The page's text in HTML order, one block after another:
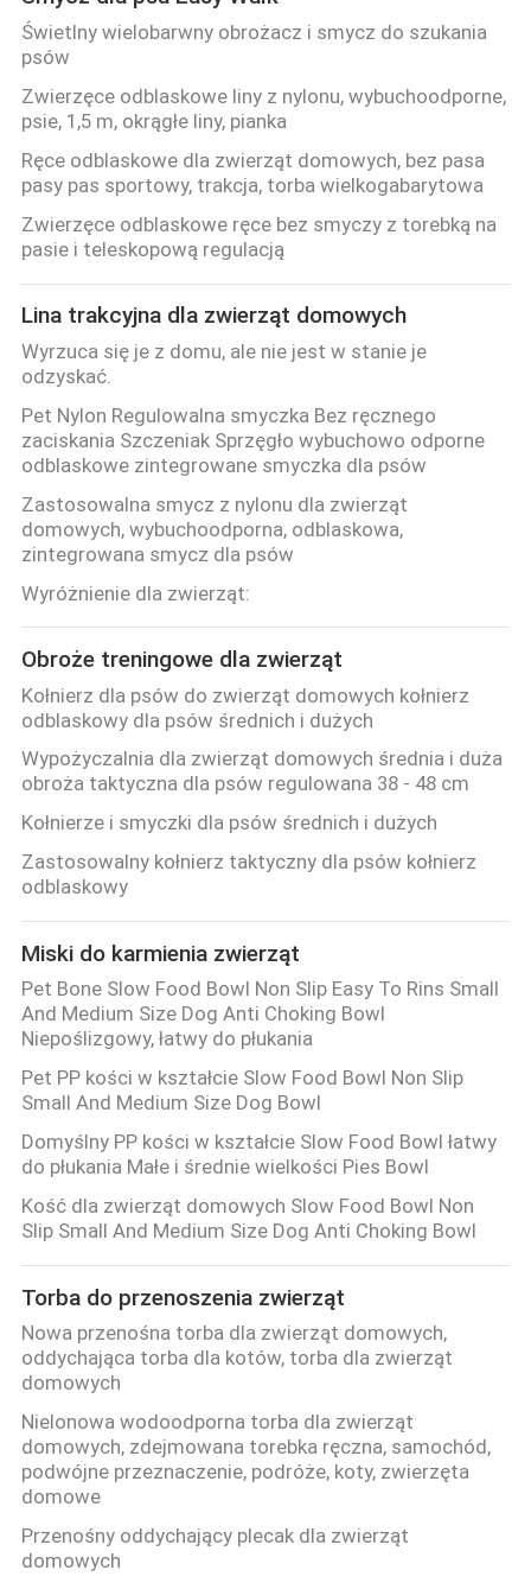
POLICY
Świetlny wielobarwny obrożacz i smycz do szukania
psów
Zwierzęce odblaskowe liny z nylonu, wybuchoodporne,
psie, 1,5 m, okrągłe liny, pianka
Ręce odblaskowe dla zwierząt domowych, bez pasa
pasy pas sportowy, trakcja, torba wielkogabarytowa
Zwierzęce odblaskowe ręce bez smyczy z torebką na
pasie i teleskopową regulacją
Lina trakcyjna dla zwierząt domowych
Wyrzuca się je z domu, ale nie jest w stanie je
odzyskać.
Pet Nylon Regulowalna smyczka Bez ręcznego
zaciskania Szczeniak Sprzęgło wybuchowo odporne
odblaskowe zintegrowane smyczka dla psów
Zastosowalna smycz z nylonu dla zwierząt
domowych, wybuchoodporna, odblaskowa,
zintegrowana smycz dla psów
Wyróżnienie dla zwierząt:
Obroże treningowe dla zwierząt
Kołnierz dla psów do zwierząt domowych kołnierz
odblaskowy dla psów średnich i dużych
Wypożyczalnia dla zwierząt domowych średnia i duża
obroża taktyczna dla psów regulowana 38 - 48 cm
Kołnierze i smyczki dla psów średnich i dużych
Zastosowalny kołnierz taktyczny dla psów kołnierz
odblaskowy
Miski do karmienia zwierząt
Pet Bone Slow Food Bowl Non Slip Easy To Rins Small
And Medium Size Dog Anti Choking Bowl
Niepoślizgowy, łatwy do płukania
Pet PP kości w kształcie Slow Food Bowl Non Slip
Small And Medium Size Dog Bowl
Domyślny PP kości w kształcie Slow Food Bowl łatwy
do płukania Małe i średnie wielkości Pies Bowl
Kość dla zwierząt domowych Slow Food Bowl Non
Slip Small And Medium Size Dog Anti Choking Bowl
Torba do przenoszenia zwierząt
Nowa przenośna torba dla zwierząt domowych,
oddychająca torba dla kotów, torba dla zwierząt
domowych
Nielonowa wodoodporna torba dla zwierząt
domowych, zdejmowana torebka ręczna, samochód,
podwójne przeznaczenie, podróże, koty, zwierzęta
domowe
Przenośny oddychający plecak dla zwierząt
domowych